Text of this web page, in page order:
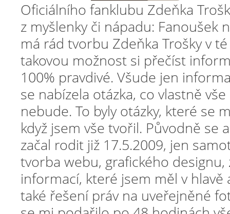
Oficiálního fanklubu Zdeňka
z myšlenky či nápadu: Fanoušek
má rád tvorbu Zdeňka Trošky v
takovou možnost si přečíst
100% pravdivé. Všude jen
se nabízela otázka, co vlastně
nebude. To byly otázky, které se
když jsem vše tvořil. Původně se
začal rodit již 17.5.2009, jen
tvorba webu, grafického designu,
informací, které jsem měl v hlavě
také řešení práv na uveřejněné